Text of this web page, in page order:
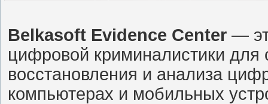
Belkasoft Evidence Center —
цифровой криминалистики для
восстановления и анализа
компьютерах и мобильных